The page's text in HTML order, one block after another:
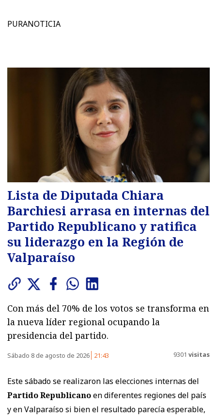
PURANOTICIA
Lista de Diputada Chiara
Barchiesi arrasa en internas del
Partido Republicano y ratifica
su liderazgo en la Región de
Valparaíso
Con más del 70% de los votos se transforma en
la nueva líder regional ocupando la
presidencia del partido.
Sábado 8 de agosto de 2026 21:43 9301 visitas
Este sábado se realizaron las elecciones internas del
Partido Republicanoen diferentes regiones del país
y en Valparaíso si bien el resultado parecía esperable,